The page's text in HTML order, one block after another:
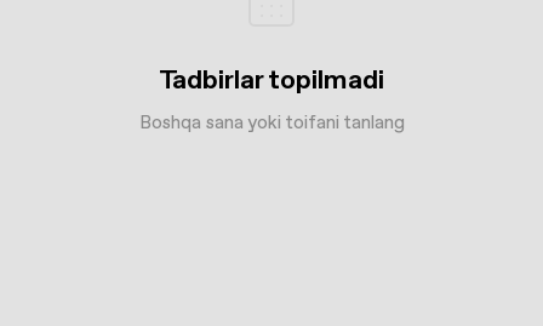
Tadbirlar topilmadi
Boshqa sana yoki toifani tanlang